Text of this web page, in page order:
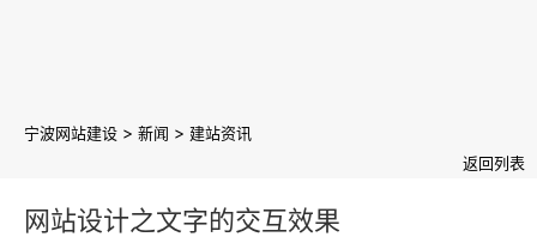
宁波网站建设 > 新闻 > 建站资讯
返回列表
网站设计之文字的交互效果